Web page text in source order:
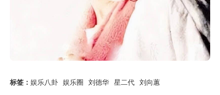
标签： 娱乐八卦 娱乐圈 刘德华 星二代 刘向蕙